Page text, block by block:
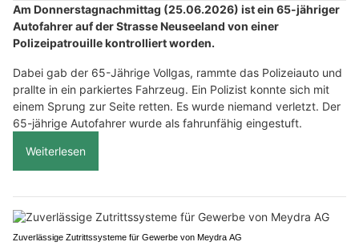
Am Donnerstagnachmittag (25.06.2026) ist ein 65-jähriger
Autofahrer auf der Strasse Neuseeland von einer
Polizeipatrouille kontrolliert worden.
Dabei gab der 65-Jährige Vollgas, rammte das Polizeiauto und
prallte in ein parkiertes Fahrzeug. Ein Polizist konnte sich mit
einem Sprung zur Seite retten. Es wurde niemand verletzt. Der
65-jährige Autofahrer wurde als fahrunfähig eingestuft.
Weiterlesen
Zuverlässige Zutrittssysteme für Gewerbe von Meydra AG